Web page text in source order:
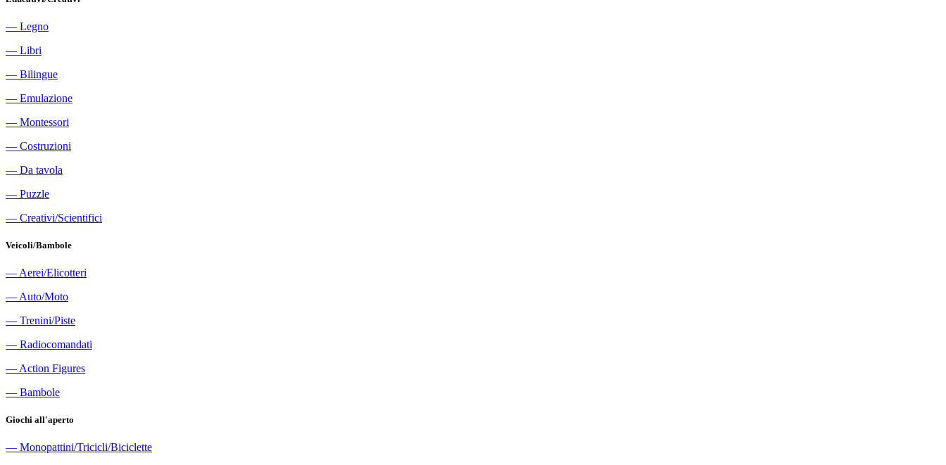
― Legno
― Libri
― Bilingue
― Emulazione
― Montessori
― Costruzioni
― Da tavola
― Puzzle
― Creativi/Scientifici
Veicoli/Bambole
― Aerei/Elicotteri
― Auto/Moto
― Trenini/Piste
― Radiocomandati
― Action Figures
― Bambole
Giochi all'aperto
― Monopattini/Tricicli/Biciclette